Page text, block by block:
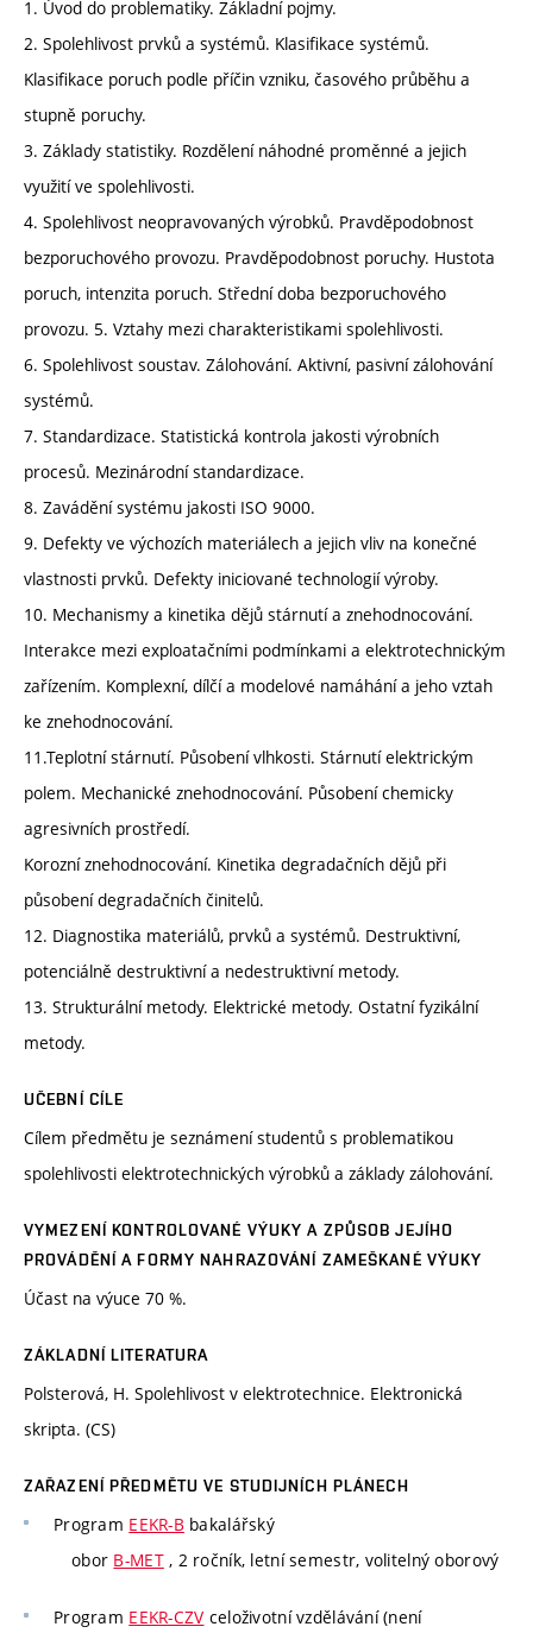
1. Úvod do problematiky. Základní pojmy.
2. Spolehlivost prvků a systémů. Klasifikace systémů.
Klasifikace poruch podle příčin vzniku, časového průběhu a
stupně poruchy.
3. Základy statistiky. Rozdělení náhodné proměnné a jejich
využití ve spolehlivosti.
4. Spolehlivost neopravovaných výrobků. Pravděpodobnost
bezporuchového provozu. Pravděpodobnost poruchy. Hustota
poruch, intenzita poruch. Střední doba bezporuchového
provozu. 5. Vztahy mezi charakteristikami spolehlivosti.
6. Spolehlivost soustav. Zálohování. Aktivní, pasivní zálohování
systémů.
7. Standardizace. Statistická kontrola jakosti výrobních
procesů. Mezinárodní standardizace.
8. Zavádění systému jakosti ISO 9000.
9. Defekty ve výchozích materiálech a jejich vliv na konečné
vlastnosti prvků. Defekty iniciované technologií výroby.
10. Mechanismy a kinetika dějů stárnutí a znehodnocování.
Interakce mezi exploatačními podmínkami a elektrotechnickým
zařízením. Komplexní, dílčí a modelové namáhání a jeho vztah
ke znehodnocování.
11.Teplotní stárnutí. Působení vlhkosti. Stárnutí elektrickým
polem. Mechanické znehodnocování. Působení chemicky
agresivních prostředí.
Korozní znehodnocování. Kinetika degradačních dějů při
působení degradačních činitelů.
12. Diagnostika materiálů, prvků a systémů. Destruktivní,
potenciálně destruktivní a nedestruktivní metody.
13. Strukturální metody. Elektrické metody. Ostatní fyzikální
metody.
UČEBNÍ CÍLE
Cílem předmětu je seznámení studentů s problematikou
spolehlivosti elektrotechnických výrobků a základy zálohování.
VYMEZENÍ KONTROLOVANÉ VÝUKY A ZPŮSOB JEJÍHO
PROVÁDĚNÍ A FORMY NAHRAZOVÁNÍ ZAMEŠKANÉ VÝUKY
Účast na výuce 70 %.
ZÁKLADNÍ LITERATURA
Polsterová, H. Spolehlivost v elektrotechnice. Elektronická
skripta. (CS)
ZAŘAZENÍ PŘEDMĚTU VE STUDIJNÍCH PLÁNECH
Program EEKR-B bakalářský
obor B-MET, 2 ročník, letní semestr, volitelný oborový
Program EEKR-CZV celoživotní vzdělávání (není